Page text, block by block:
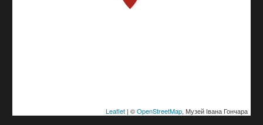
Leaflet| ©OpenStreetMap, Музей Івана Гончара